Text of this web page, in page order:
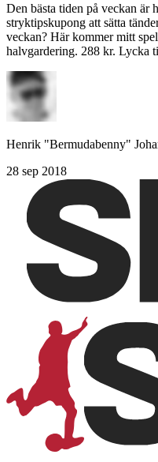
Den bästa tiden på veckan är
stryktipskupong att sätta
veckan? Här kommer mitt
halvgardering. 288 kr. Lycka
Henrik "Bermudabenny"
28 sep 2018